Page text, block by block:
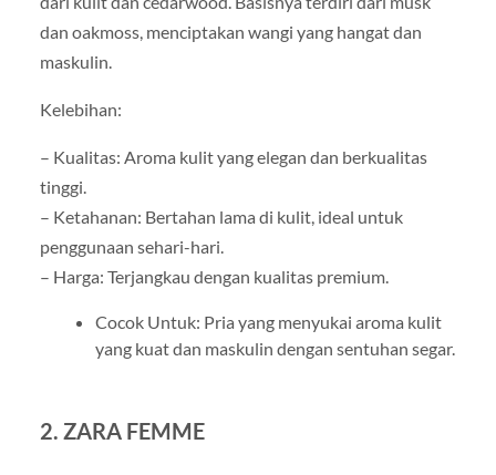
dan oakmoss, menciptakan wangi yang hangat dan
maskulin.
Kelebihan:
– Kualitas: Aroma kulit yang elegan dan berkualitas
tinggi.
– Ketahanan: Bertahan lama di kulit, ideal untuk
penggunaan sehari-hari.
– Harga: Terjangkau dengan kualitas premium.
Cocok Untuk: Pria yang menyukai aroma kulit
yang kuat dan maskulin dengan sentuhan segar.
2. ZARA FEMME